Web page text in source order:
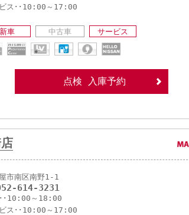
ス･･10:00～17:00
新車 中古車 サービス
点検 入庫予約
市南区南野1-1
614-3231
･10:00～18:00
ス･･10:00～17:00